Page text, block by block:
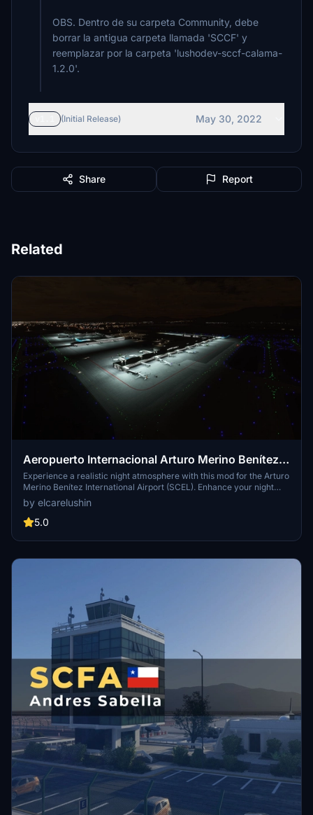
OBS. Dentro de su carpeta Community, debe
borrar la antigua carpeta llamada 'SCCF' y
reemplazar por la carpeta 'lushodev-sccf-calama-
1.2.0'.
(Initial Release) May 30, 2022
Share Report
Related
Aeropuerto Internacional Arturo Merino Benítez
(SCEL) - Night lights (luces nocturnas)
Experience a realistic night atmosphere with this mod for the Arturo
Merino Benítez International Airport (SCEL). Enhance your night
flights with added lights in boarding areas, hangars, and parking
spaces. Stay tuned for future updates and improvements beyond
just lights. Install by unzipping the file and moving the SCEL-Lights
by elcarelushin
5.0